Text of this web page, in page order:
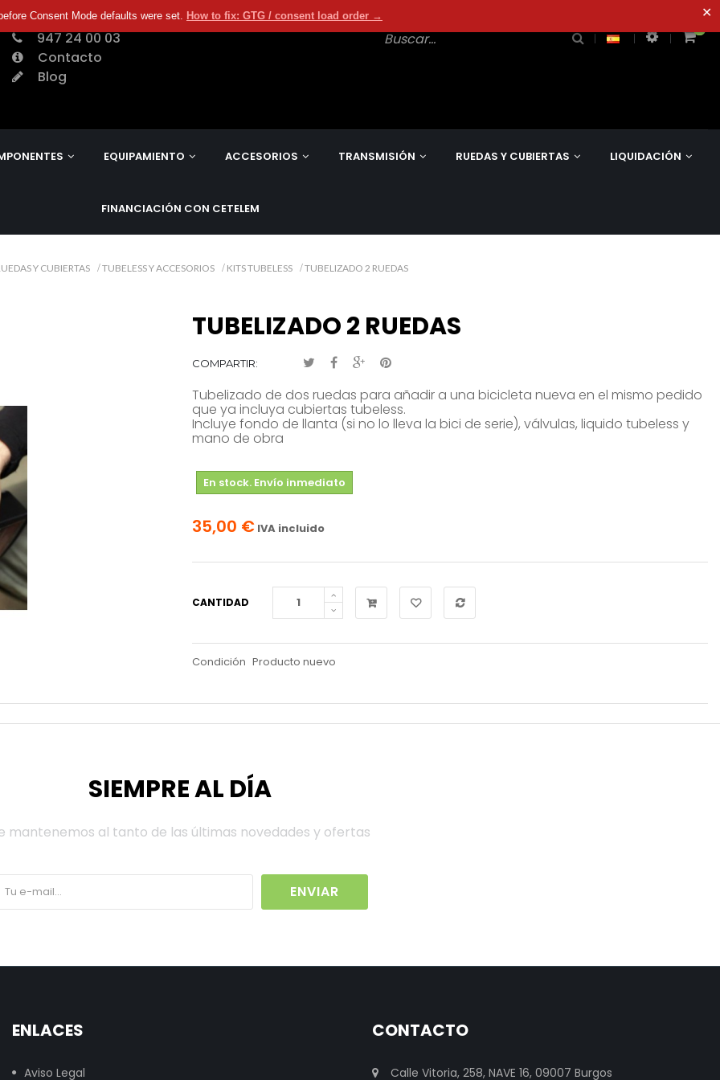
Consent Mode defaults were set. How to fix: GTG / consent load order → ✕
947 24 00 03
Contacto
Blog
0
0
EQUIPAMIENTO ACCESORIOS TRANSMISIÓN RUEDAS Y CUBIERTAS LIQUIDACIÓN
FINANCIACIÓN CON CETELEM
Y CUBIERTAS TUBELESS Y ACCESORIOS KITS TUBELESS TUBELIZADO 2 RUEDAS
TUBELIZADO 2 RUEDAS
COMPARTIR:
Tubelizado de dos ruedas para añadir a una bicicleta nueva en el mismo pedido
que ya incluya cubiertas tubeless.
Incluye fondo de llanta (si no lo lleva la bici de serie), válvulas, liquido tubeless y
mano de obra
En stock. Envío inmediato
35,00 € IVA incluido
CANTIDAD
Condición Producto nuevo
SIEMPRE AL DÍA
mantenemos al tanto de las últimas novedades y ofertas
ENVIAR
ENLACES
Aviso Legal
CONTACTO
Calle Vitoria, 258, NAVE 16, 09007 Burgos